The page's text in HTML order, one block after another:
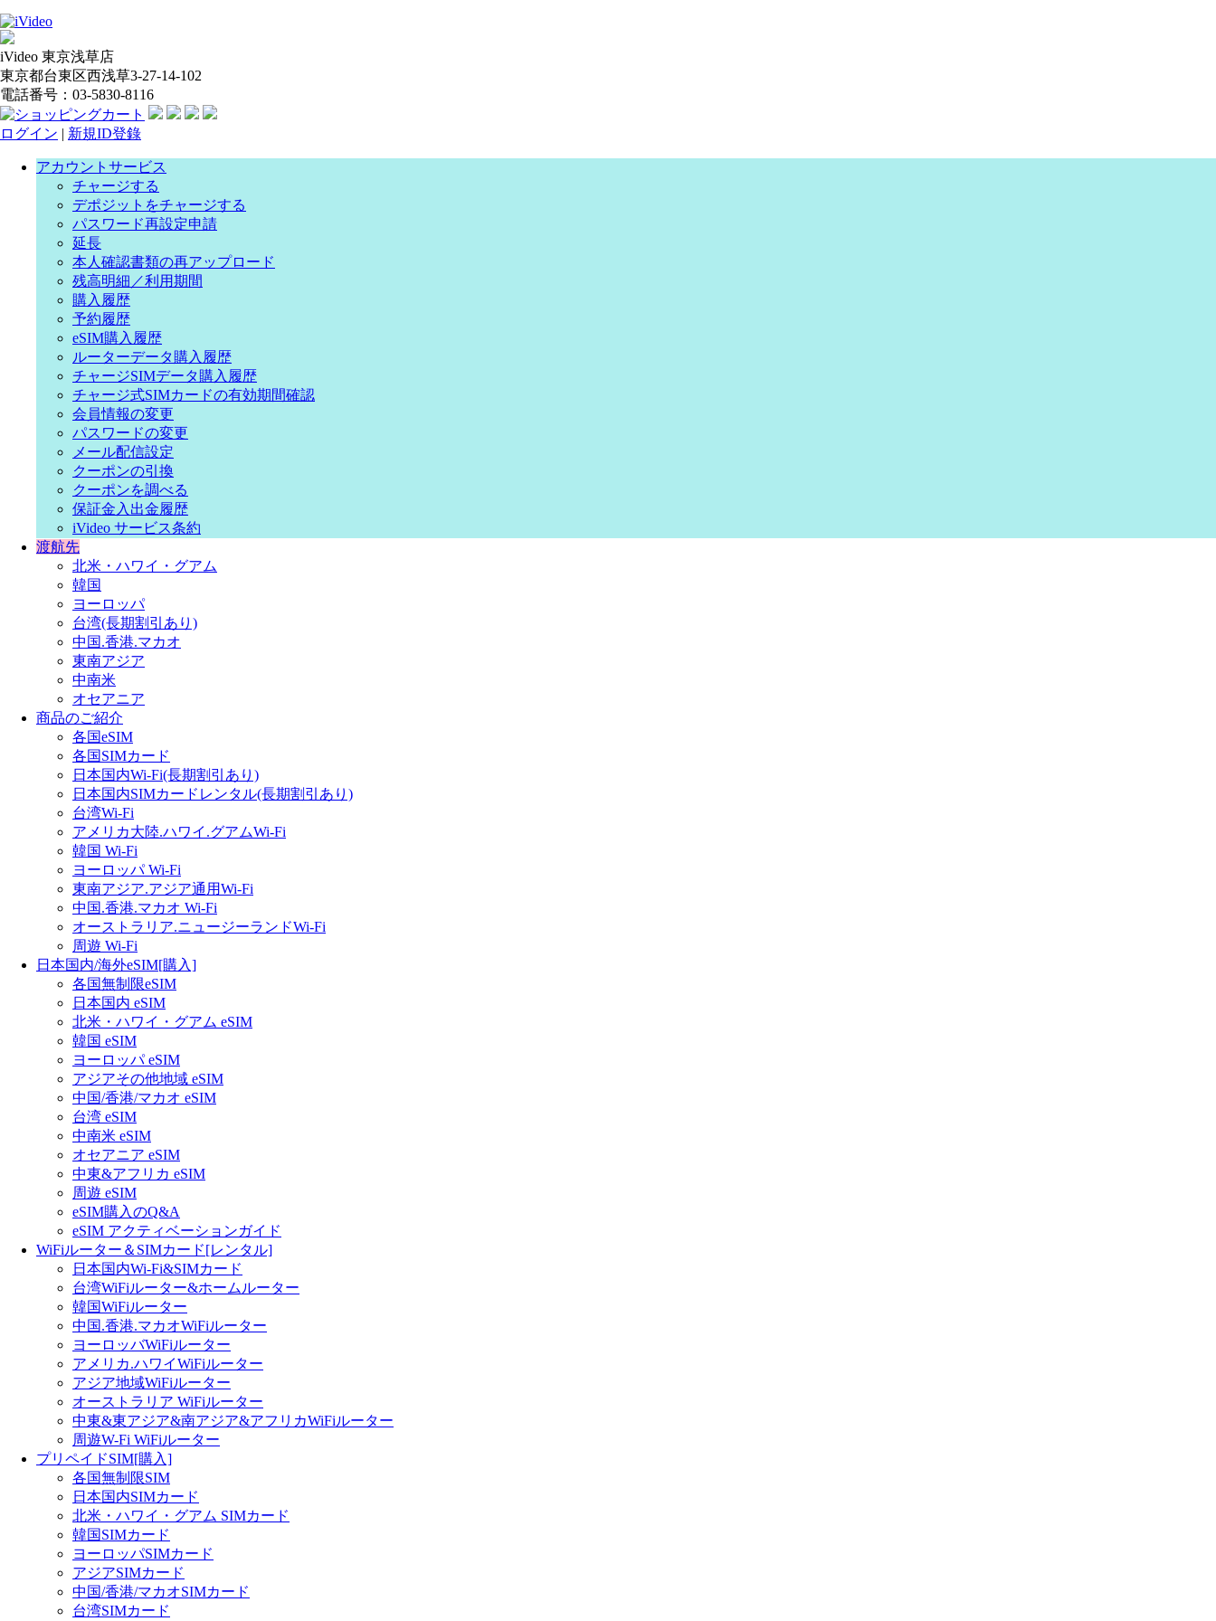
iVideo 東京浅草店
東京都台東区西浅草3-27-14-102
電話番号：03-5830-8116
ログイン | 新規ID登錄
アカウントサービス
チャージする
デポジットをチャージする
パスワード再設定申請
延長
本人確認書類の再アップロード
残高明細／利用期間
購入履歴
予約履歴
eSIM購入履歴
ルーターデータ購入履歴
チャージSIMデータ購入履歴
チャージ式SIMカードの有効期間確認
会員情報の変更
パスワードの変更
メール配信設定
クーポンの引換
クーポンを調べる
保証金入出金履歴
iVideo サービス条約
渡航先
北米・ハワイ・グアム
韓国
ヨーロッパ
台湾(長期割引あり)
中国.香港.マカオ
東南アジア
中南米
オセアニア
商品のご紹介
各国eSIM
各国SIMカード
日本国内Wi-Fi(長期割引あり)
日本国内SIMカードレンタル(長期割引あり)
台湾Wi-Fi
アメリカ大陸.ハワイ.グアムWi-Fi
韓国 Wi-Fi
ヨーロッパ Wi-Fi
東南アジア.アジア通用Wi-Fi
中国.香港.マカオ Wi-Fi
オーストラリア.ニュージーランドWi-Fi
周遊 Wi-Fi
日本国内/海外eSIM[購入]
各国無制限eSIM
日本国内 eSIM
北米・ハワイ・グアム eSIM
韓国 eSIM
ヨーロッパ eSIM
アジアその他地域 eSIM
中国/香港/マカオ eSIM
台湾 eSIM
中南米 eSIM
オセアニア eSIM
中東&アフリカ eSIM
周遊 eSIM
eSIM購入のQ&A
eSIM アクティベーションガイド
WiFiルーター＆SIMカード[レンタル]
日本国内Wi-Fi&SIMカード
台湾WiFiルーター&ホームルーター
韓国WiFiルーター
中国.香港.マカオWiFiルーター
ヨーロッバWiFiルーター
アメリカ.ハワイWiFiルーター
アジア地域WiFiルーター
オーストラリア WiFiルーター
中東&東アジア&南アジア&アフリカWiFiルーター
周遊W-Fi WiFiルーター
プリペイドSIM[購入]
各国無制限SIM
日本国内SIMカード
北米・ハワイ・グアム SIMカード
韓国SIMカード
ヨーロッパSIMカード
アジアSIMカード
中国/香港/マカオSIMカード
台湾SIMカード